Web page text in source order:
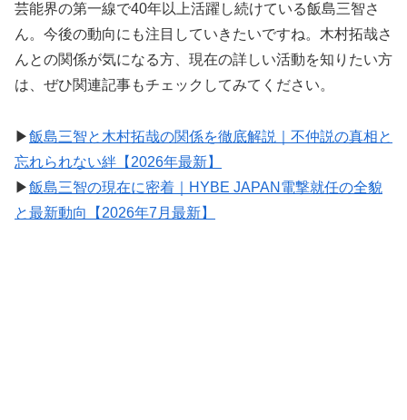
芸能界の第一線で40年以上活躍し続けている飯島三智さ
ん。今後の動向にも注目していきたいですね。木村拓哉さ
んとの関係が気になる方、現在の詳しい活動を知りたい方
は、ぜひ関連記事もチェックしてみてください。
▶︎飯島三智と木村拓哉の関係を徹底解説｜不仲説の真相と
忘れられない絆【2026年最新】
▶︎飯島三智の現在に密着｜HYBE JAPAN電撃就任の全貌
と最新動向【2026年7月最新】